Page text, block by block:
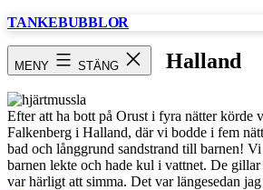
Hoppa
TANKEBUBBLOR
MENY STÄNG Halland
Efter att ha bott på Orust i fyra nätter körde
Falkenberg i Halland, där vi bodde i fem
bad och långgrund sandstrand till barnen! Vi
barnen lekte och hade kul i vattnet. De gillar
var härligt att simma. Det var längesedan